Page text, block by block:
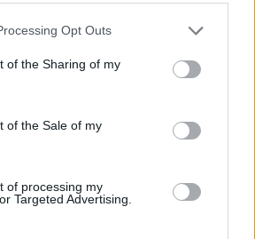
Opt Outs
of the Sharing of my
of the Sale of my
of processing my
Targeted Advertising.
(Benetton Rugby, 59 caps)
(Benetton Rugby, 23 caps)
(Benetton Rugby, 4 caps)
(Benetton Rugby, 43 caps)
(Benetton Rugby, 58 caps)
(Exeter Chiefs, 9 caps)